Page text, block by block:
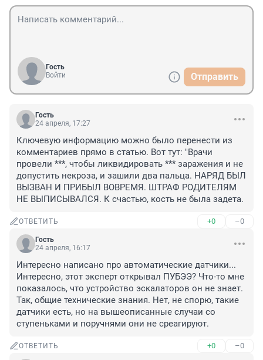
Гость
Войти
Отправить
Гость
24 апреля, 17:27
Ключевую информацию можно было перенести из
комментариев прямо в статью. Вот тут: "Врачи
провели ***, чтобы ликвидировать *** заражения и не
допустить некроза, и зашили два пальца. НАРЯД БЫЛ
ВЫЗВАН И ПРИБЫЛ ВОВРЕМЯ. ШТРАФ РОДИТЕЛЯМ
НЕ ВЫПИСЫВАЛСЯ. К счастью, кость не была задета.
ОТВЕТИТЬ +0 –0
Гость
24 апреля, 16:17
Интересно написано про автоматические датчики...
Интересно, этот эксперт открывал ПУБЭЭ? Что-то мне
показалось, что устройство эскалаторов он не знает.
Так, общие технические знания. Нет, не спорю, такие
датчики есть, но на вышеописанные случаи со
ступеньками и поручнями они не среагируют.
ОТВЕТИТЬ +0 –0